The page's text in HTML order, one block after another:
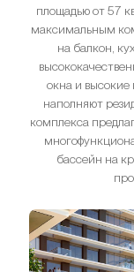
площадью от 57
максимальным
на балкон,
окна и высокие
наполняют
комплекса
бассейн на